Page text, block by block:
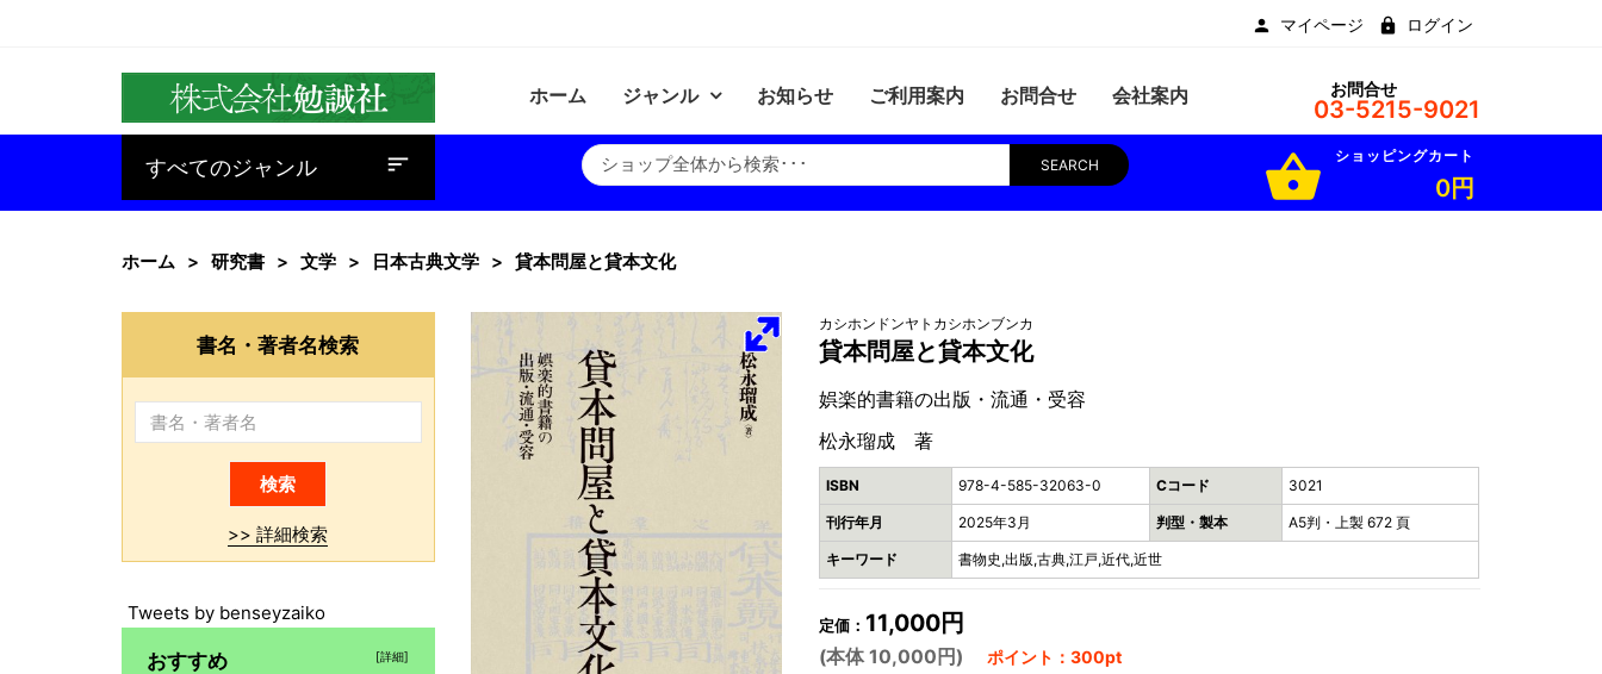
マイページ ログイン
ホーム ジャンル お知らせ ご利用案内 お問合せ 会社案内 お問合せ
03-5215-9021
すべてのジャンル
baseline_sort SEARCH shopping_basket ショッピングカート
0円
ホーム 研究書 文学 日本古典文学 貸本問屋と貸本文化
カシホンドンヤトカシホンブンカ
貸本問屋と貸本文化
娯楽的書籍の出版・流通・受容
松永瑠成 著
ISBN 978-4-585-32063-0 Cコード 3021
刊行年月 2025年3月 判型・製本 A5判・上製 672 頁
キーワード 書物史,出版,古典,江戸,近代,近世
定価： 11,000円
(本体 10,000円) ポイント：300pt
書名・著者名検索
>> 詳細検索
Tweets by benseyzaiko
おすすめ [詳細]